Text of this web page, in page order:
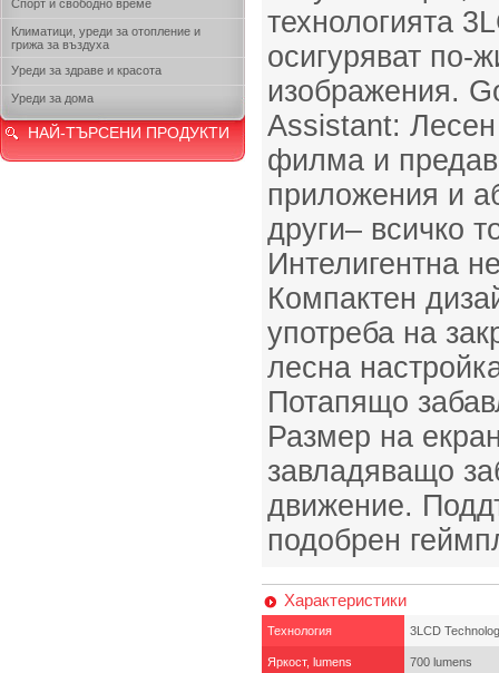
Спорт и свободно време
Климатици, уреди за отопление и
грижа за въздуха
Уреди за здраве и красота
Уреди за дома
НАЙ-ТЪРСЕНИ ПРОДУКТИ
технологията
осигуряват по-
изображения.
Assistant:
филма и
приложения и
други– всичко
Интелигентна
Компактен
употреба на
лесна
Потапящо
Размер на
завладяващо
движение.
подобрен
Характеристики
Технология 3LCD
Яркост, lumens 700 lumens